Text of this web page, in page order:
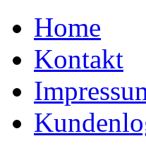
Home
Kontakt